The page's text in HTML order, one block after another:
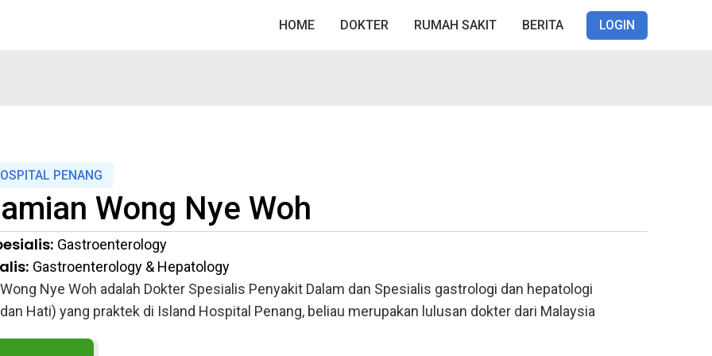
HOME DOKTER RUMAH SAKIT BERITA LOGIN
PENANG
Wong Nye Woh
Gastroenterology
Gastroenterology & Hepatology
Nye Woh adalah Dokter Spesialis Penyakit Dalam dan Spesialis gastrologi dan hepatologi
Hati) yang praktek di Island Hospital Penang, beliau merupakan lulusan dokter dari Malaysia